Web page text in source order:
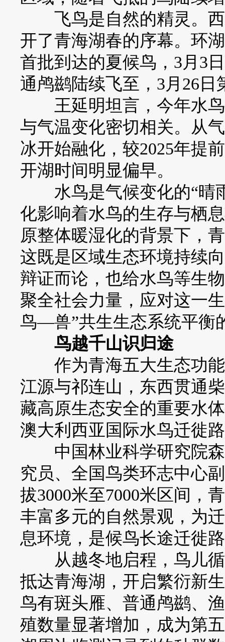
飞鸟是自然的精灵。西
开了青海湖春的序幕。环
首批到达的夏候鸟，3月3
通鸬鹚陆续飞至，3月26
王延明坦言，今年水鸟
与气温变化密切相关。从
冰开始融化，较2025年提
开湖时间明显偏早。
水鸟是气候变化的“晴
化影响着水鸟的生存与栖
原整体暖湿化的背景下，
这既是区域生态环境持续
辩证而论，也给水鸟等生
聚全社会力量，应对这
鸟—兽”共生生态系统平衡
鸟越千山识归途
作为青海五大生态功能
江源与祁连山，东西贯通
藏高原生态安全的重要水
澳大利西亚国际水鸟迁徙
中国林业科学研究院森
究员、全国鸟类环志中心
拔3000米至7000米区间，
丰富多元的自然景观，为
息环境，是候鸟长途迁徙
从越冬地启程，鸟儿循
抵达青海湖，开启繁衍新
鸟有斑头雁、普通鸬鹚、
殖数量显著增加，成为第